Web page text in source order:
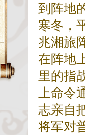
到阵地
寒冬，
兆湘旅
在阵地
里的指
上命
志亲自
将军对